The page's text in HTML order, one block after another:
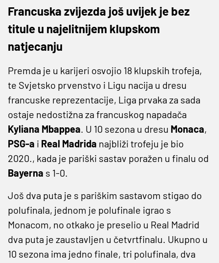
Francuska zvijezda još uvijek je bez
titule u najelitnijem klupskom
natjecanju
Premda je u karijeri osvojio 18 klupskih trofeja,
te Svjetsko prvenstvo i Ligu nacija u dresu
francuske reprezentacije, Liga prvaka za sada
ostaje nedostižna za francuskog napadača
Kyliana Mbappea. U 10 sezona u dresu Monaca,
PSG-a i Real Madrida najbliži trofeju je bio
2020., kada je pariški sastav poražen u finalu od
Bayerna s 1-0.
Još dva puta je s pariškim sastavom stigao do
polufinala, jednom je polufinale igrao s
Monacom, no otkako je preselio u Real Madrid
dva puta je zaustavljen u četvrtfinalu. Ukupno u
10 sezona ima jedno finale, tri polufinala, dva